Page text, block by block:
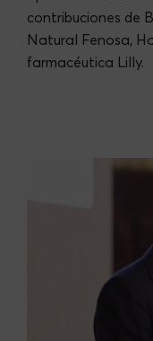
contribuciones de
Natural Fenosa,
farmacéutica Lilly.